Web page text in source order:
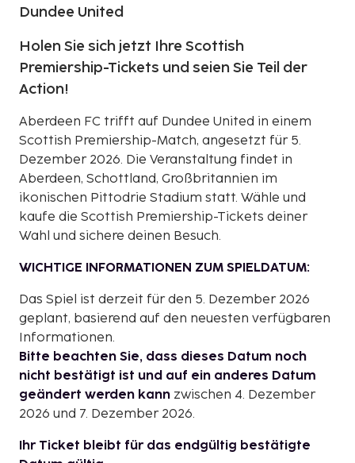
Dundee United
Holen Sie sich jetzt Ihre Scottish
Premiership-Tickets und seien Sie Teil der
Action!
Aberdeen FC trifft auf Dundee United in einem
Scottish Premiership-Match, angesetzt für 5.
Dezember 2026. Die Veranstaltung findet in
Aberdeen, Schottland, Großbritannien im
ikonischen Pittodrie Stadium statt. Wähle und
kaufe die Scottish Premiership-Tickets deiner
Wahl und sichere deinen Besuch.
WICHTIGE INFORMATIONEN ZUM SPIELDATUM:
Das Spiel ist derzeit für den 5. Dezember 2026
geplant, basierend auf den neuesten verfügbaren
Informationen.
Bitte beachten Sie, dass dieses Datum noch
nicht bestätigt ist und auf ein anderes Datum
geändert werden kann zwischen 4. Dezember
2026 und 7. Dezember 2026.
Ihr Ticket bleibt für das endgültig bestätigte